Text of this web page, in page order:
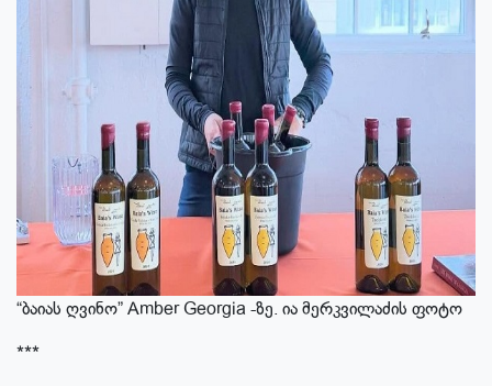
“ბაიას ღვინო” Amber Georgia -ზე. ია მერკვილაძის ფოტო
***